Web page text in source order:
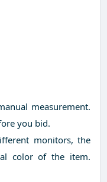
measurement.
you bid.
monitors, the
color of the item.